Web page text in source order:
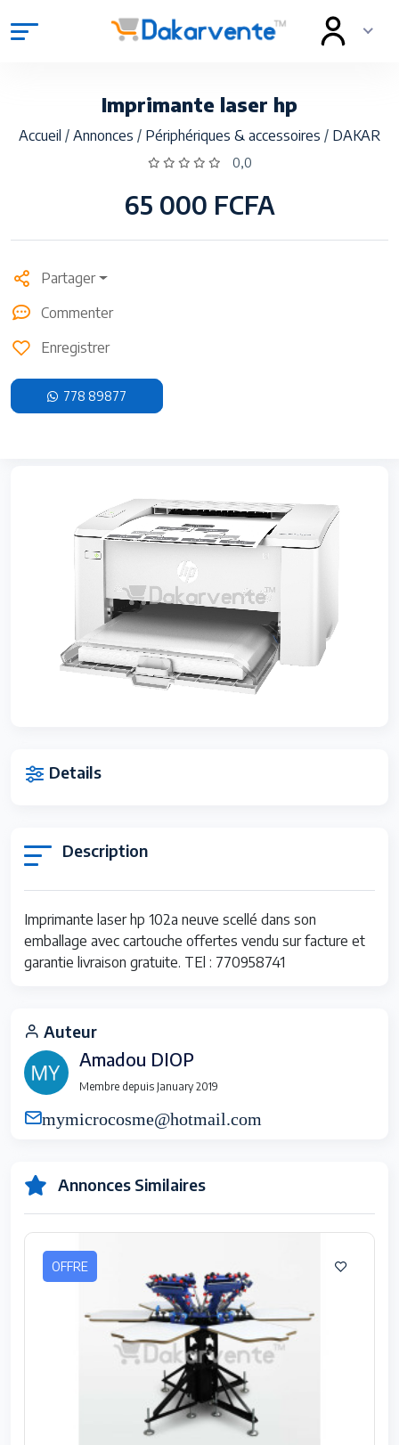
Imprimante laser hp
Accueil / Annonces / Périphériques & accessoires / DAKAR
0,0
65 000 FCFA
Partager
Commenter
Enregistrer
778 89877
Details
Description
Imprimante laser hp 102a neuve scellé dans son
emballage avec cartouche offertes vendu sur facture et
garantie livraison gratuite. TEl : 770958741
Auteur
Amadou DIOP
Membre depuis January 2019
mymicrocosme@hotmail.com
Annonces Similaires
OFFRE